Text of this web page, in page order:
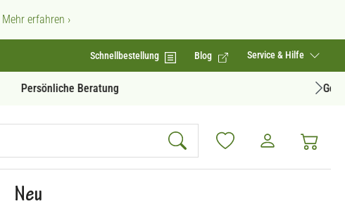
Mehr erfahren ›
Schnellbestellung Blog Service & Hilfe
Neu